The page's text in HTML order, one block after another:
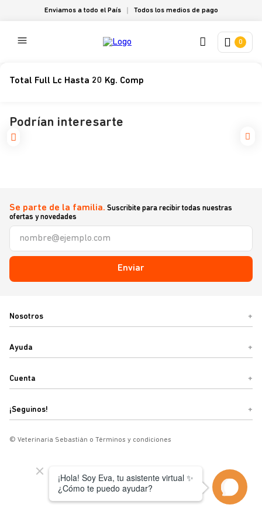
Enviamos a todo el País Todos los medios de pago
0
Total Full Lc Hasta 20 Kg. Comp
Podrían interesarte
Se parte de la familia. Suscribite para recibir todas nuestras
ofertas y novedades
Enviar
Nosotros +
Ayuda +
Cuenta +
¡Seguinos! +
© Veterinaria Sebastián o Términos y condiciones